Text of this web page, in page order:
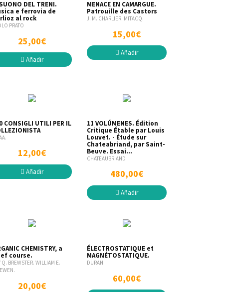
DEL TRENI.
e ferrovia de
al rock
PRATO
25,00€
Añadir
MENACE EN CAMARGUE.
Patrouille des Castors
J. M. CHARLIER. MITACQ.
15,00€
Añadir
CONSIGLI UTILI PER IL
12,00€
Añadir
11 VOLÚMENES. Édition
Critique Étable par Louis
Louvet. - Étude sur
Chateabriand, par Saint-
Beuve. Essai...
CHATEAUBRIAND
480,00€
Añadir
CHEMISTRY, a
course.
Q. BREWSTER. WILLIAM E.
20,00€
ÉLECTROSTATIQUE et
MAGNÉTOSTATIQUE.
DURAN
60,00€